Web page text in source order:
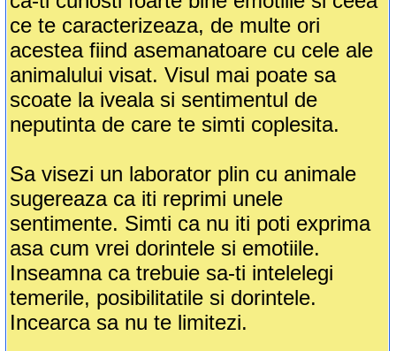
ce te caracterizeaza, de multe ori
acestea fiind asemanatoare cu cele ale
animalului visat. Visul mai poate sa
scoate la iveala si sentimentul de
neputinta de care te simti coplesita.
Sa visezi un laborator plin cu animale
sugereaza ca iti reprimi unele
sentimente. Simti ca nu iti poti exprima
asa cum vrei dorintele si emotiile.
Inseamna ca trebuie sa-ti intelelegi
temerile, posibilitatile si dorintele.
Incearca sa nu te limitezi.